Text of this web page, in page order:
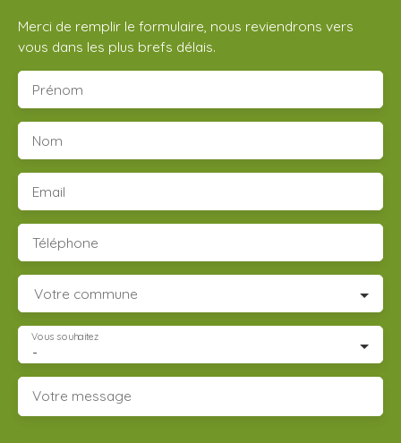
Merci de remplir le formulaire, nous reviendrons vers
vous dans les plus brefs délais.
Prénom
Nom
Email
Téléphone
Votre commune
-
Vous souhaitez
Votre message